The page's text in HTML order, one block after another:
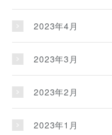
2023年4月
2023年3月
2023年2月
2023年1月